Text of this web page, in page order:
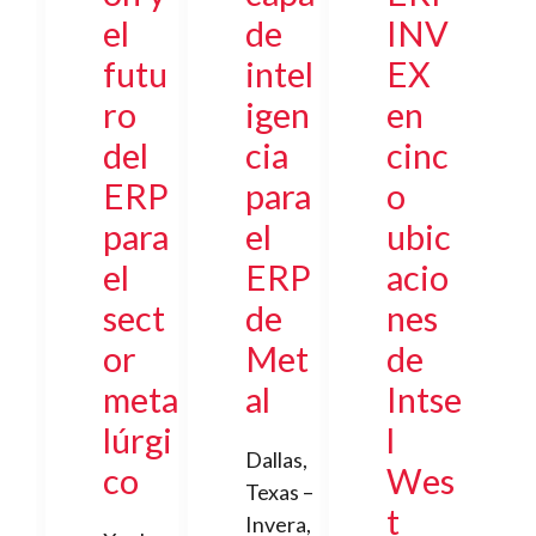
el
futu
ro
del
ERP
para
el
sect
or
meta
lúrgi
co
de
intel
igen
cia
para
el
ERP
de
Met
al
Dallas,
Texas –
Invera,
INV
EX
en
cinc
o
ubic
acio
nes
de
Intse
l
Wes
t